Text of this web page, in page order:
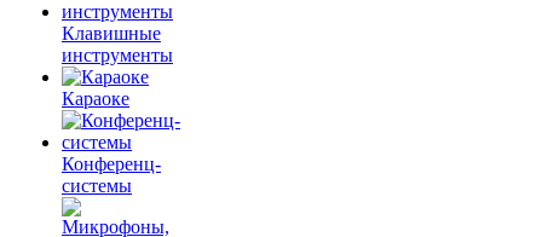
Клавишные
инструменты
Караоке
Конференц-
системы